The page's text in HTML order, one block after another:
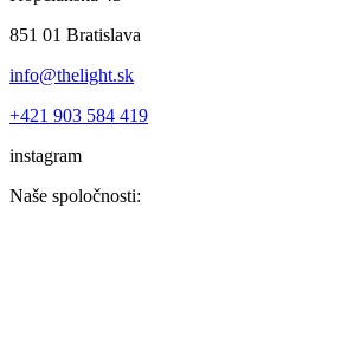
851 01 Bratislava
info@thelight.sk
+421 903 584 419
instagram
Naše spoločnosti: